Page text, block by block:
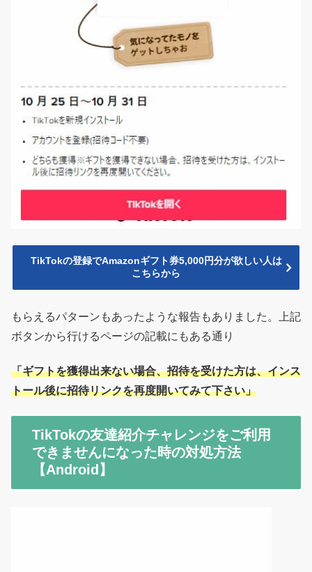
TikTokの登録でAmazonギフト券5,000円分が欲しい人は
こちらから
もらえるパターンもあったような報告もありました。上記
ボタンから行けるページの記載にもある通り
「ギフトを獲得出来ない場合、招待を受けた方は、インス
トール後に招待リンクを再度開いてみて下さい」
TikTokの友達紹介チャレンジをご利用
できませんになった時の対処方法
【Android】